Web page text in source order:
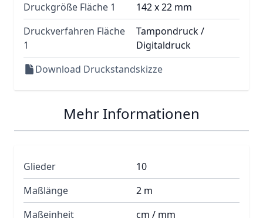
Druckgröße Fläche 1
142 x 22 mm
Druckverfahren Fläche
1
Tampondruck /
Digitaldruck
Download Druckstandskizze
Mehr Informationen
Glieder
10
Maßlänge
2 m
Maßeinheit
cm / mm